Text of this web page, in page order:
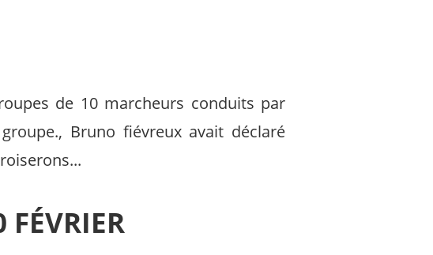
de 10 marcheurs conduits par
Bruno fiévreux avait déclaré
FÉVRIER